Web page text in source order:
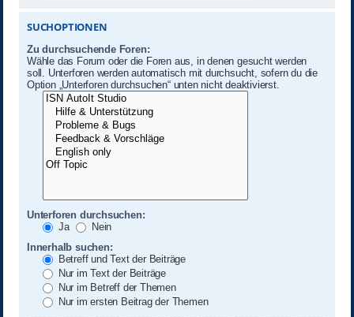
SUCHOPTIONEN
Zu durchsuchende Foren:
Wähle das Forum oder die Foren aus, in denen gesucht werden
soll. Unterforen werden automatisch mit durchsucht, sofern du die
Option „Unterforen durchsuchen“ unten nicht deaktivierst.
Unterforen durchsuchen:
Ja
Nein
Innerhalb suchen:
Betreff und Text der Beiträge
Nur im Text der Beiträge
Nur im Betreff der Themen
Nur im ersten Beitrag der Themen